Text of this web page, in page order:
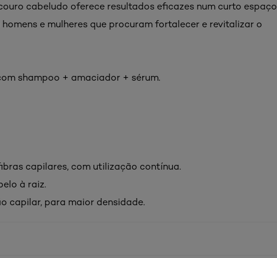
cabeludo oferece resultados eficazes num curto espaço
e mulheres que procuram fortalecer e revitalizar o
shampoo + amaciador + sérum.
capilares, com utilização contínua.
à raiz.
capilar, para maior densidade.